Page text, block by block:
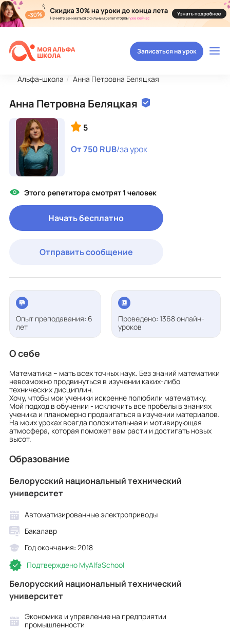
Записаться на урок
Альфа-школа Анна Петровна Беляцкая
Анна Петровна Беляцкая
5
От 750 RUB/за урок
Этого репетитора смотрят 1 человек
Начать бесплатно
Отправить сообщение
Опыт преподавания: 6
лет
Проведено: 1368 онлайн-
уроков
О себе
Математика – мать всех точных наук. Без знаний математики
невозможно продвинуться в изучении каких-либо
технических дисциплин.
Хочу, чтобы мои ученики искренне полюбили математику.
Мой подход в обучении - исключить все пробелы в знаниях
ученика и планомерно продвигаться в изучении материалов.
На моих уроках всегда положительная и мотивирующая
атмосфера, которая поможет вам расти и достигать новых
высот.
Образование
Белорусский национальный технический
университет
Автоматизированные электроприводы
Бакалавр
Год окончания: 2018
Подтверждено MyAlfaSchool
Белорусский национальный технический
университет
Экономика и управление на предприятии
промышленности